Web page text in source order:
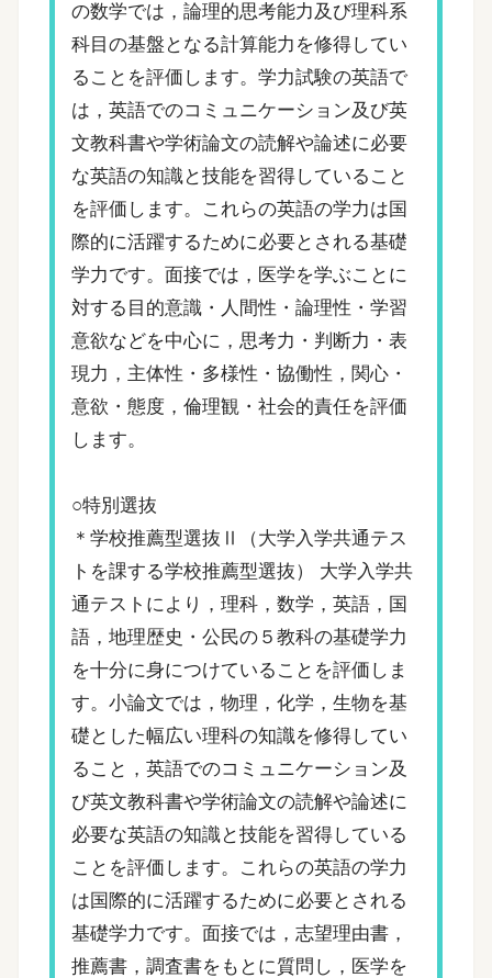
の数学では，論理的思考能力及び理科系
科目の基盤となる計算能力を修得してい
ることを評価します。学力試験の英語で
は，英語でのコミュニケーション及び英
文教科書や学術論文の読解や論述に必要
な英語の知識と技能を習得していること
を評価します。これらの英語の学力は国
際的に活躍するために必要とされる基礎
学力です。面接では，医学を学ぶことに
対する目的意識・人間性・論理性・学習
意欲などを中心に，思考力・判断力・表
現力，主体性・多様性・協働性，関心・
意欲・態度，倫理観・社会的責任を評価
します。
○特別選抜
＊学校推薦型選抜Ⅱ（大学入学共通テス
トを課する学校推薦型選抜） 大学入学共
通テストにより，理科，数学，英語，国
語，地理歴史・公民の５教科の基礎学力
を十分に身につけていることを評価しま
す。小論文では，物理，化学，生物を基
礎とした幅広い理科の知識を修得してい
ること，英語でのコミュニケーション及
び英文教科書や学術論文の読解や論述に
必要な英語の知識と技能を習得している
ことを評価します。これらの英語の学力
は国際的に活躍するために必要とされる
基礎学力です。面接では，志望理由書，
推薦書，調査書をもとに質問し，医学を